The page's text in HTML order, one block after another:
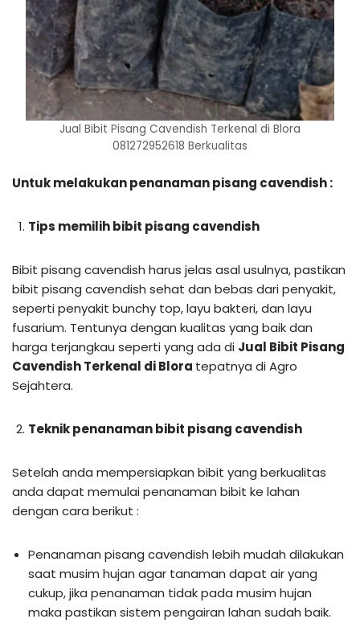
Jual Bibit Pisang Cavendish Terkenal di Blora
081272952618 Berkualitas
Untuk melakukan penanaman pisang cavendish :
Tips memilih bibit pisang cavendish
Bibit pisang cavendish harus jelas asal usulnya, pastikan
bibit pisang cavendish sehat dan bebas dari penyakit,
seperti penyakit bunchy top, layu bakteri, dan layu
fusarium. Tentunya dengan kualitas yang baik dan
harga terjangkau seperti yang ada di Jual Bibit Pisang
Cavendish Terkenal di Blora tepatnya di Agro
Sejahtera.
Teknik penanaman bibit pisang cavendish
Setelah anda mempersiapkan bibit yang berkualitas
anda dapat memulai penanaman bibit ke lahan
dengan cara berikut :
Penanaman pisang cavendish lebih mudah dilakukan
saat musim hujan agar tanaman dapat air yang
cukup, jika penanaman tidak pada musim hujan
maka pastikan sistem pengairan lahan sudah baik.